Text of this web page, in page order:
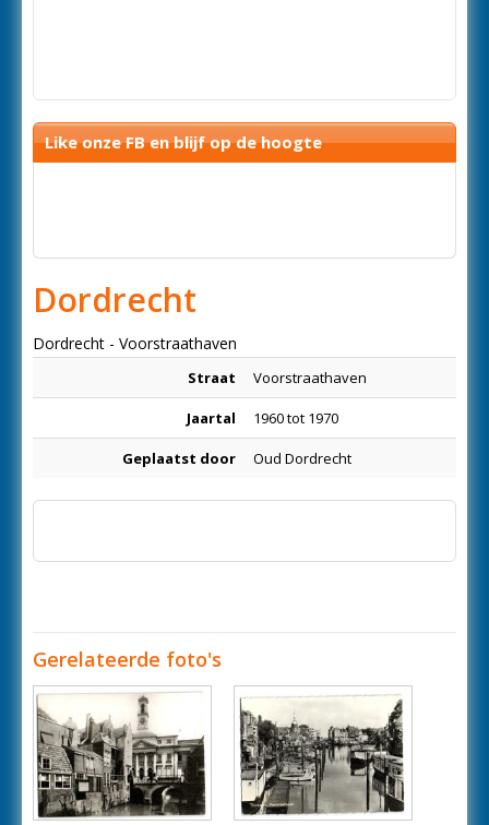
Like onze FB en blijf op de hoogte
Dordrecht
Dordrecht - Voorstraathaven
Straat Voorstraathaven
Jaartal 1960 tot 1970
Geplaatst door Oud Dordrecht
Gerelateerde foto's